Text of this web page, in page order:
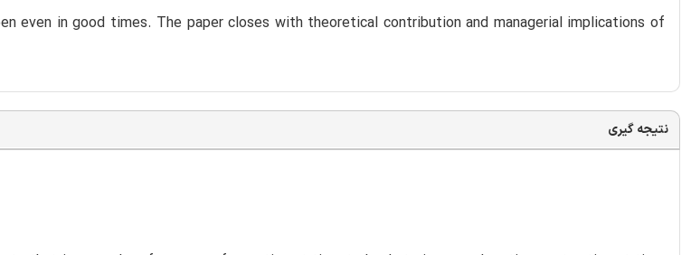
even in good times. The paper closes with theoretical contribution and managerial implications of
نتیجه گیری